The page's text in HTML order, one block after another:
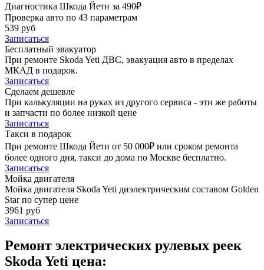
Диагностика Шкода Йети за 490₽
Проверка авто по 43 параметрам
539 руб
Записаться
Бесплатный эвакуатор
При ремонте Skoda Yeti ДВС, эвакуация авто в пределах
МКАД в подарок.
Записаться
Сделаем дешевле
При калькуляции на руках из другого сервиса - эти же работы
и запчасти по более низкой цене
Записаться
Такси в подарок
При ремонте Шкода Йети от 50 000₽ или сроком ремонта
более одного дня, такси до дома по Москве бесплатно.
Записаться
Мойка двигателя
Мойка двигателя Skoda Yeti диэлектрическим составом Golden
Star по супер цене
3961 руб
Записаться
Ремонт электрических рулевых реек
Skoda Yeti цена: